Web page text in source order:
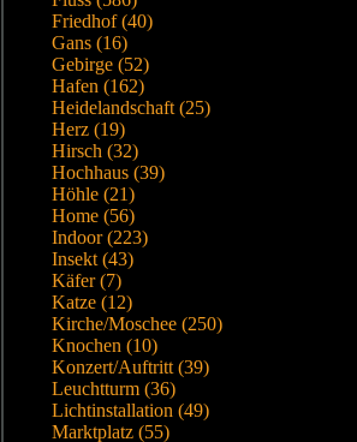
Friedhof (40)
Gans (16)
Gebirge (52)
Hafen (162)
Heidelandschaft (25)
Herz (19)
Hirsch (32)
Hochhaus (39)
Höhle (21)
Home (56)
Indoor (223)
Insekt (43)
Käfer (7)
Katze (12)
Kirche/Moschee (250)
Knochen (10)
Konzert/Auftritt (39)
Leuchtturm (36)
Lichtinstallation (49)
Marktplatz (55)